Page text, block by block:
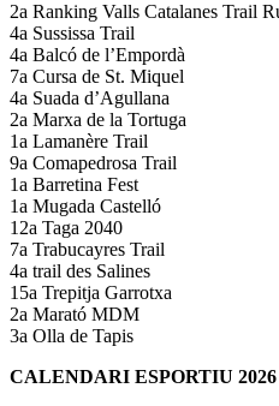
2a Ranking Valls Catalanes Trail
4a Sussissa Trail
4a Balcó de l’Empordà
7a Cursa de St. Miquel
4a Suada d’Agullana
2a Marxa de la Tortuga
1a Lamanère Trail
9a Comapedrosa Trail
1a Barretina Fest
1a Mugada Castelló
12a Taga 2040
7a Trabucayres Trail
4a trail des Salines
15a Trepitja Garrotxa
2a Marató MDM
3a Olla de Tapis
CALENDARI ESPORTIU 2026